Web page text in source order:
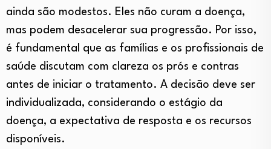
ainda são modestos. Eles não curam a doença,
mas podem desacelerar sua progressão. Por isso,
é fundamental que as famílias e os profissionais de
saúde discutam com clareza os prós e contras
antes de iniciar o tratamento. A decisão deve ser
individualizada, considerando o estágio da
doença, a expectativa de resposta e os recursos
disponíveis.